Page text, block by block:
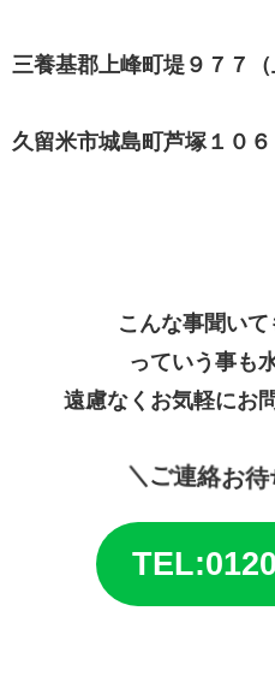
三養基郡上峰町堤９７７（
久留米市城島町芦塚１０６
こんな事聞い
っていう事も
遠慮なくお気軽にお
＼ご連絡お